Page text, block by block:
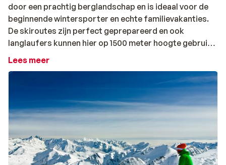
door een prachtig berglandschap en is ideaal voor de
beginnende wintersporter en echte familievakanties.
De skiroutes zijn perfect geprepareerd en ook
langlaufers kunnen hier op 1500 meter hoogte gebruik
maken van mooie loipes.
Lees meer